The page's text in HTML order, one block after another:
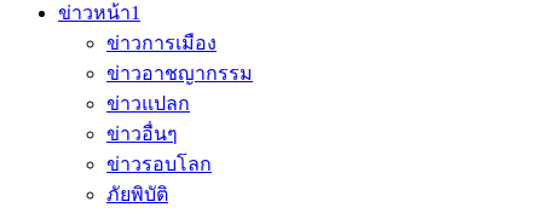
ข่าวหน้า1
ข่าวการเมือง
ข่าวอาชญากรรม
ข่าวแปลก
ข่าวอื่นๆ
ข่าวรอบโลก
ภัยพิบัติ